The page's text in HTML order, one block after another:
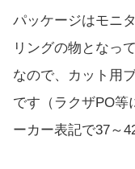
パッケージはモニ
リングの物となっ
なので、カット用
です（ラクザPO等
ーカー表記で37～